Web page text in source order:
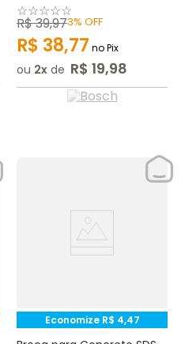
☆☆☆☆☆
R$39,973% OFF
R$ 38,77 no Pix
ou 2 de R$ 19,98
Economize R$ 4,47